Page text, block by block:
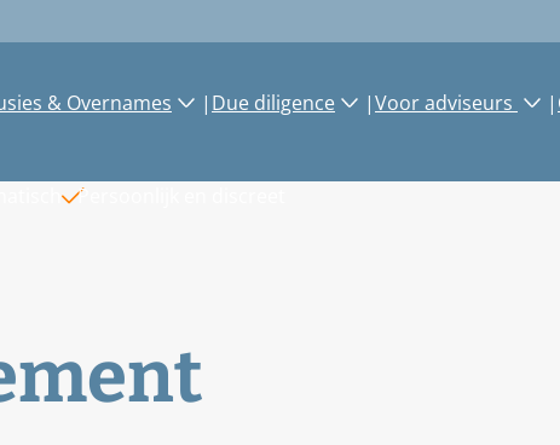
& Overnames | Due diligence |Voor adviseurs |
Persoonlijk en discreet